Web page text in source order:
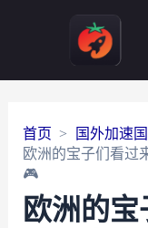
首页
国外加速
欧洲的宝子们看过
🎮
欧洲的